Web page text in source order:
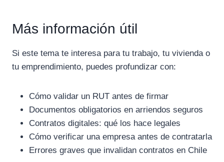
Más información útil
Si este tema te interesa para tu trabajo, tu vivienda o
tu emprendimiento, puedes profundizar con:
Cómo validar un RUT antes de firmar
Documentos obligatorios en arriendos seguros
Contratos digitales: qué los hace legales
Cómo verificar una empresa antes de contratarla
Errores graves que invalidan contratos en Chile